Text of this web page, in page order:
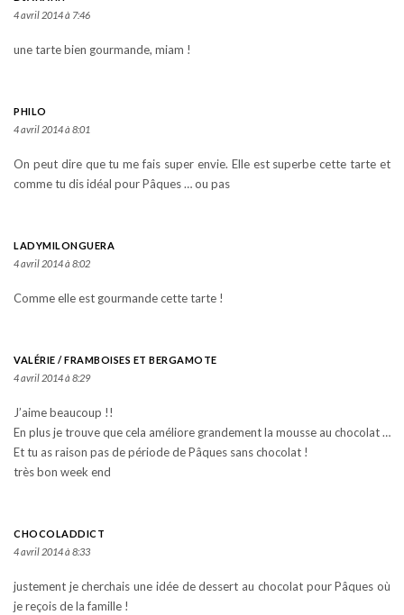
4 avril 2014 à 7:46
une tarte bien gourmande, miam !
PHILO
4 avril 2014 à 8:01
On peut dire que tu me fais super envie. Elle est superbe cette tarte et
comme tu dis idéal pour Pâques … ou pas
LADYMILONGUERA
4 avril 2014 à 8:02
Comme elle est gourmande cette tarte !
VALÉRIE / FRAMBOISES ET BERGAMOTE
4 avril 2014 à 8:29
J’aime beaucoup !!
En plus je trouve que cela améliore grandement la mousse au chocolat …
Et tu as raison pas de période de Pâques sans chocolat !
très bon week end
CHOCOLADDICT
4 avril 2014 à 8:33
justement je cherchais une idée de dessert au chocolat pour Pâques où
je reçois de la famille !